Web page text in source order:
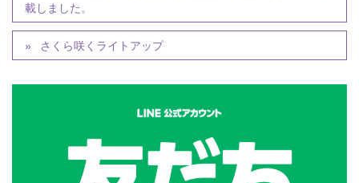
載しました。
さくら咲くライトアップ